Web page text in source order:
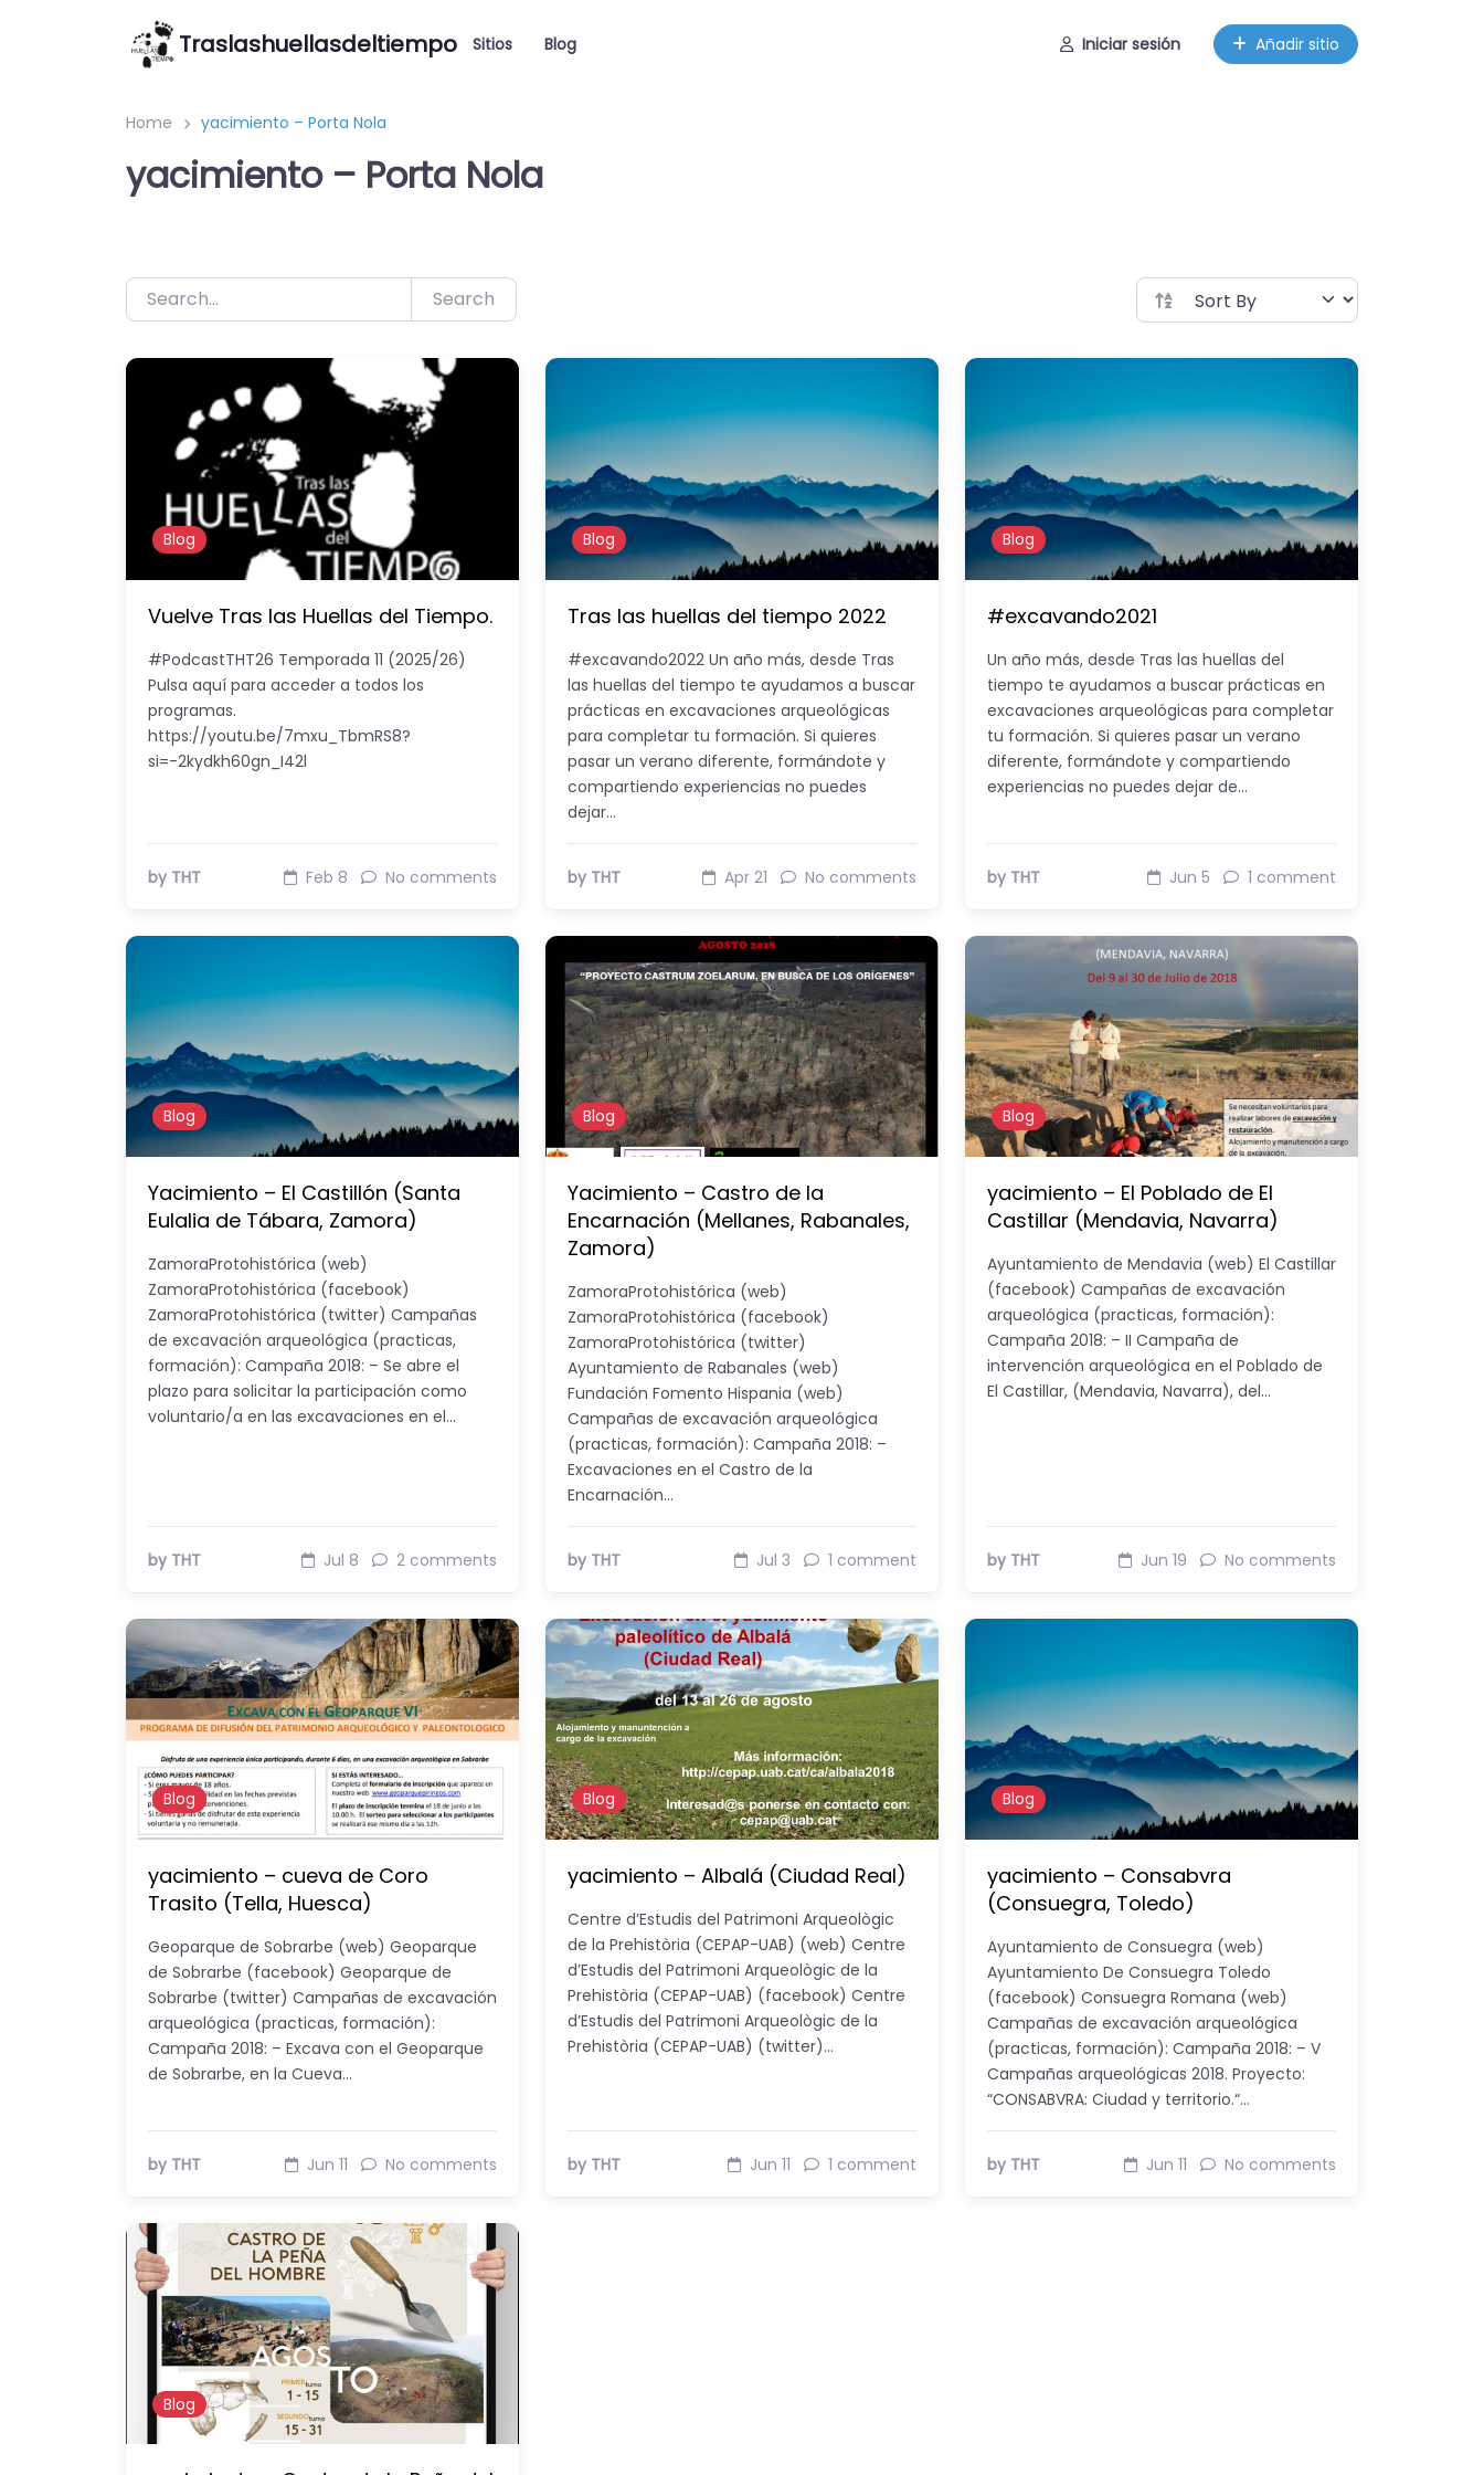
Traslashuellasdeltiempo Sitios Blog Iniciar sesión Añadir sitio
Home yacimiento – Porta Nola
yacimiento – Porta Nola
Search
Blog
Vuelve Tras las Huellas del Tiempo.
#PodcastTHT26 Temporada 11 (2025/26)
Pulsa aquí para acceder a todos los
programas.
https://youtu.be/7mxu_TbmRS8?
si=-2kydkh60gn_I42l
by THT Feb 8 No comments
Blog
Tras las huellas del tiempo 2022
#excavando2022 Un año más, desde Tras
las huellas del tiempo te ayudamos a buscar
prácticas en excavaciones arqueológicas
para completar tu formación. Si quieres
pasar un verano diferente, formándote y
compartiendo experiencias no puedes
dejar…
by THT Apr 21 No comments
Blog
#excavando2021
Un año más, desde Tras las huellas del
tiempo te ayudamos a buscar prácticas en
excavaciones arqueológicas para completar
tu formación. Si quieres pasar un verano
diferente, formándote y compartiendo
experiencias no puedes dejar de…
by THT Jun 5 1 comment
Blog
Yacimiento – El Castillón (Santa
Eulalia de Tábara, Zamora)
ZamoraProtohistórica (web)
ZamoraProtohistórica (facebook)
ZamoraProtohistórica (twitter) Campañas
de excavación arqueológica (practicas,
formación): Campaña 2018: – Se abre el
plazo para solicitar la participación como
voluntario/a en las excavaciones en el…
by THT Jul 8 2 comments
Blog
Yacimiento – Castro de la
Encarnación (Mellanes, Rabanales,
Zamora)
ZamoraProtohistórica (web)
ZamoraProtohistórica (facebook)
ZamoraProtohistórica (twitter)
Ayuntamiento de Rabanales (web)
Fundación Fomento Hispania (web)
Campañas de excavación arqueológica
(practicas, formación): Campaña 2018: –
Excavaciones en el Castro de la
Encarnación…
by THT Jul 3 1 comment
Blog
yacimiento – El Poblado de El
Castillar (Mendavia, Navarra)
Ayuntamiento de Mendavia (web) El Castillar
(facebook) Campañas de excavación
arqueológica (practicas, formación):
Campaña 2018: – II Campaña de
intervención arqueológica en el Poblado de
El Castillar, (Mendavia, Navarra), del…
by THT Jun 19 No comments
Blog
yacimiento – cueva de Coro
Trasito (Tella, Huesca)
Geoparque de Sobrarbe (web) Geoparque
de Sobrarbe (facebook) Geoparque de
Sobrarbe (twitter) Campañas de excavación
arqueológica (practicas, formación):
Campaña 2018: – Excava con el Geoparque
de Sobrarbe, en la Cueva…
by THT Jun 11 No comments
Blog
yacimiento – Albalá (Ciudad Real)
Centre d’Estudis del Patrimoni Arqueològic
de la Prehistòria (CEPAP-UAB) (web) Centre
d’Estudis del Patrimoni Arqueològic de la
Prehistòria (CEPAP-UAB) (facebook) Centre
d’Estudis del Patrimoni Arqueològic de la
Prehistòria (CEPAP-UAB) (twitter)…
by THT Jun 11 1 comment
Blog
yacimiento – Consabvra
(Consuegra, Toledo)
Ayuntamiento de Consuegra (web)
Ayuntamiento De Consuegra Toledo
(facebook) Consuegra Romana (web)
Campañas de excavación arqueológica
(practicas, formación): Campaña 2018: – V
Campañas arqueológicas 2018. Proyecto:
“CONSABVRA: Ciudad y territorio.“…
by THT Jun 11 No comments
Blog